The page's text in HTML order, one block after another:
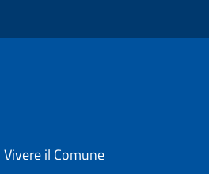
Vivere il Comune